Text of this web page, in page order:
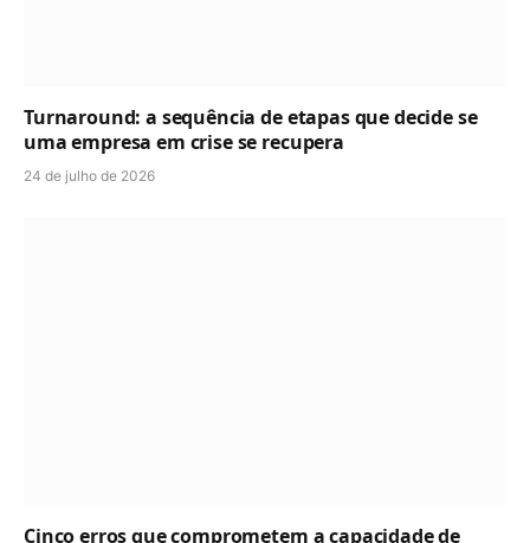
Turnaround: a sequência de etapas que decide se
uma empresa em crise se recupera
24 de julho de 2026
Cinco erros que comprometem a capacidade de